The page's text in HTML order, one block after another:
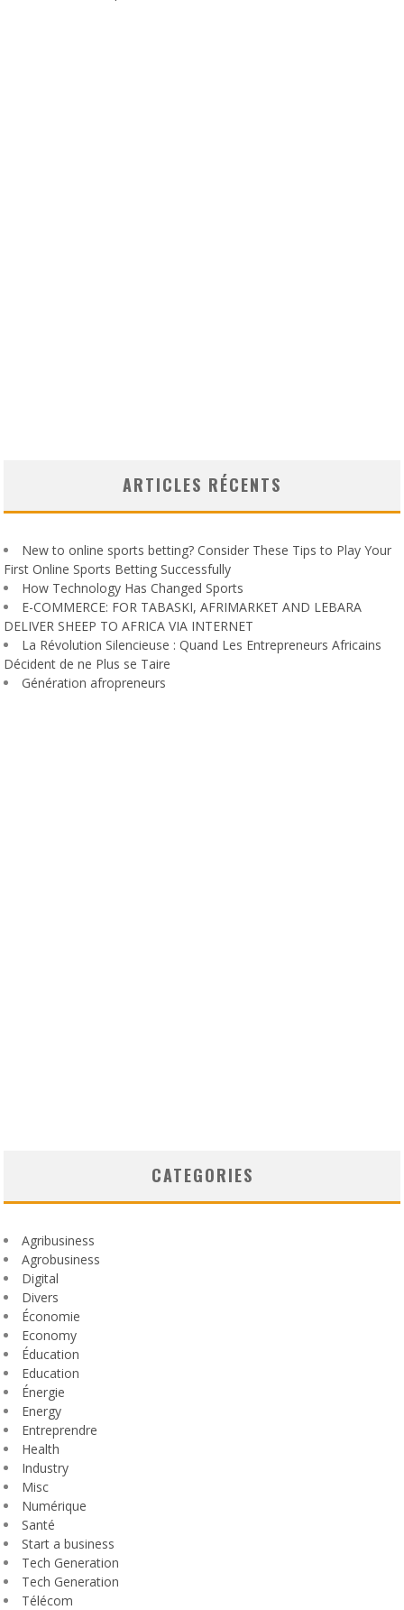
ARTICLES RÉCENTS
New to online sports betting? Consider These Tips to Play Your
First Online Sports Betting Successfully
How Technology Has Changed Sports
E-COMMERCE: FOR TABASKI, AFRIMARKET AND LEBARA
DELIVER SHEEP TO AFRICA VIA INTERNET
La Révolution Silencieuse : Quand Les Entrepreneurs Africains
Décident de ne Plus se Taire
Génération afropreneurs
CATEGORIES
Agribusiness
Agrobusiness
Digital
Divers
Économie
Economy
Éducation
Education
Énergie
Energy
Entreprendre
Health
Industry
Misc
Numérique
Santé
Start a business
Tech Generation
Tech Generation
Télécom